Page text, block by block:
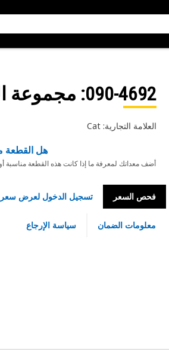
090-4692: مجموعة
العلامة التجارية: Cat
هل القطعة
أضف معداتك لمعرفة ما إذا كانت هذه القطعة مناسبة
فحص السعر تسجيل الدخول لعرض سعر
معلومات الضمان سياسة الإرجاع